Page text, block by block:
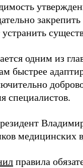
одним из
быстрее
специалистов.
медицинских
правила